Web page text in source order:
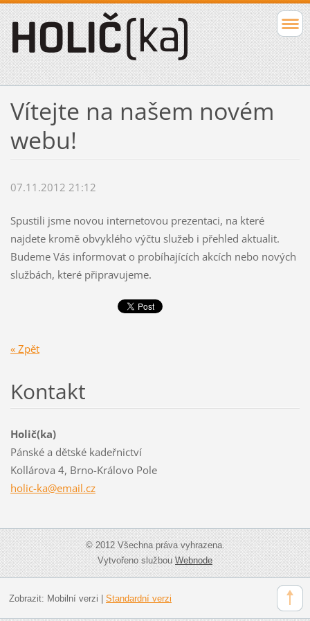
Vítejte na našem novém
webu!
07.11.2012 21:12
Spustili jsme novou internetovou prezentaci, na které
najdete kromě obvyklého výčtu služeb i přehled aktualit.
Budeme Vás informovat o probíhajících akcích nebo nových
službách, které připravujeme.
« Zpět
Kontakt
Holič(ka)
Pánské a dětské kadeřnictví
Kollárova 4, Brno-Královo Pole
holic-ka@email.cz
© 2012 Všechna práva vyhrazena.
Vytvořeno službouWebnode
Zobrazit: Mobilní verzi Standardní verzi